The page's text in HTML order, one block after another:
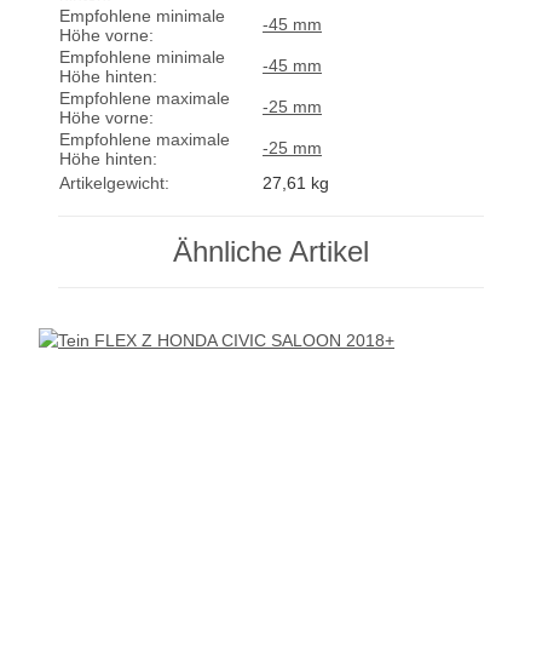
Empfohlene minimale
Höhe vorne:
-45 mm
Empfohlene minimale
Höhe hinten:
-45 mm
Empfohlene maximale
Höhe vorne:
-25 mm
Empfohlene maximale
Höhe hinten:
-25 mm
Artikelgewicht:
27,61 kg
Ähnliche Artikel